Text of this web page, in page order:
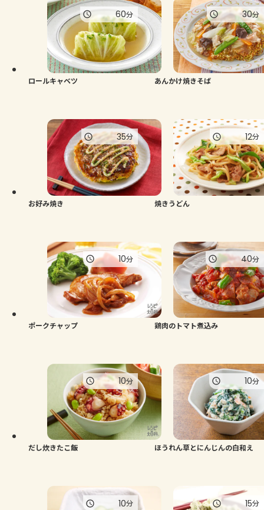
ロールキャベツ
60分
あんかけ焼きそば
30分
お好み焼き
35分
焼きうどん
12分
ポークチャップ
10分
鶏肉のトマト煮込み
40分
だし炊きたこ飯
10分
ほうれん草とにんじんの白和え
10分
10分 15分